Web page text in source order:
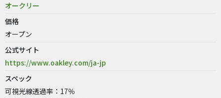
オークリー
価格
オープン
公式サイト
https://www.oakley.com/ja-jp
スペック
可視光線透過率：17％